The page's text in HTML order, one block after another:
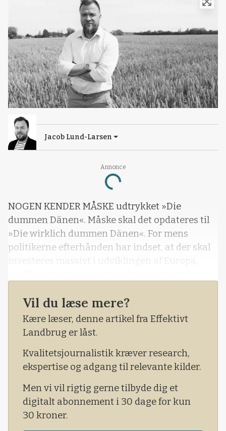
Annonce
Loading...
Jacob Lund-Larsen
NOGEN KENDER MÅSKE udtrykket »Die
dummen Dänen«. Måske skal det opdateres til
»Die wirklich dummen Dänen«. For mens
politikerne efterhånden har indset, at der skal
investeres massivt i udviklingen af Europa,
USA. I hvert fald pensionspenge.
Vil du læse mere?
Kære læser, denne artikel fra Effektivt
Landbrug er låst.
Kvalitetsjournalistik kræver research,
ekspertise og adgang til relevante kilder.
Men vi vil rigtig gerne tilbyde dig et
digitalt abonnement i 30 dage for kun
30 kroner.